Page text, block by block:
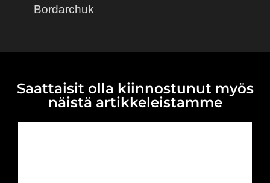
Bordarchuk
Saattaisit olla kiinnostunut myös
näistä artikkeleistamme